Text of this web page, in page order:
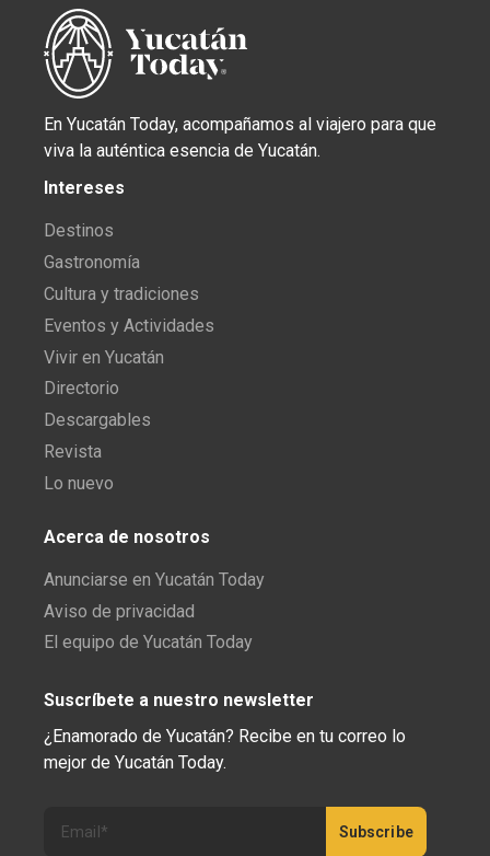
En Yucatán Today, acompañamos al viajero para que
viva la auténtica esencia de Yucatán.
Intereses
Destinos
Gastronomía
Cultura y tradiciones
Eventos y Actividades
Vivir en Yucatán
Directorio
Descargables
Revista
Lo nuevo
Acerca de nosotros
Anunciarse en Yucatán Today
Aviso de privacidad
El equipo de Yucatán Today
Suscríbete a nuestro newsletter
¿Enamorado de Yucatán? Recibe en tu correo lo
mejor de Yucatán Today.